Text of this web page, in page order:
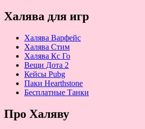
Халява для игр
Халява Варфейс
Халява Стим
Халява Кс Го
Вещи Дота 2
Кейсы Pubg
Паки Hearthstone
Бесплатные Танки
Про Халяву